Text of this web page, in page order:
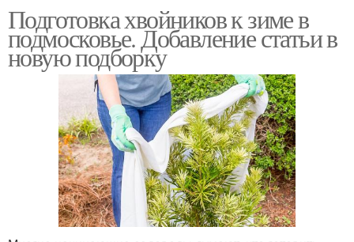
Подготовка хвойников к зиме в
подмосковье. Добавление статьи в
новую подборку